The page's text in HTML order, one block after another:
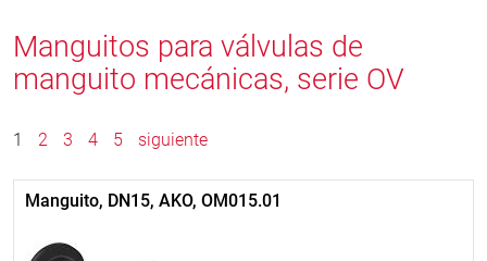
Manguitos para válvulas de
manguito mecánicas, serie OV
1 2 3 4 5 siguiente
Manguito, DN15, AKO, OM015.01